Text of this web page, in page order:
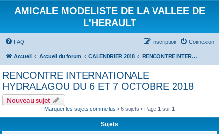
AMICALE MODELISTE DE LA VALLEE DE
L'HERAULT
FAQ Connexion
Inscription
Accueil Accueil du forum CALENDRIER 2018 RENCONTRE INTERNATIONALE HYDRALAGOU DU 6 ET 7 OCTOBRE 2018
RENCONTRE INTERNATIONALE
HYDRALAGOU DU 6 ET 7 OCTOBRE 2018
Nouveau sujet
Marquer les sujets comme lus • 6 sujets • Page 1 sur 1
Sujets